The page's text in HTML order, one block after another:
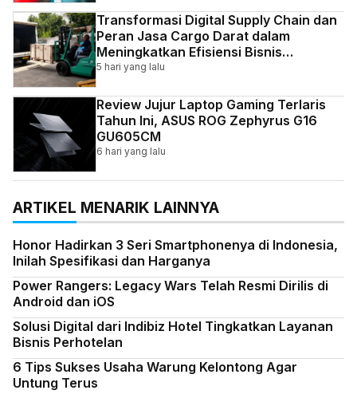
Transformasi Digital Supply Chain dan
Peran Jasa Cargo Darat dalam
Meningkatkan Efisiensi Bisnis
Indonesia
5 hari yang lalu
Review Jujur Laptop Gaming Terlaris
Tahun Ini, ASUS ROG Zephyrus G16
GU605CM
6 hari yang lalu
ARTIKEL MENARIK LAINNYA
Honor Hadirkan 3 Seri Smartphonenya di Indonesia,
Inilah Spesifikasi dan Harganya
Power Rangers: Legacy Wars Telah Resmi Dirilis di
Android dan iOS
Solusi Digital dari Indibiz Hotel Tingkatkan Layanan
Bisnis Perhotelan
6 Tips Sukses Usaha Warung Kelontong Agar
Untung Terus